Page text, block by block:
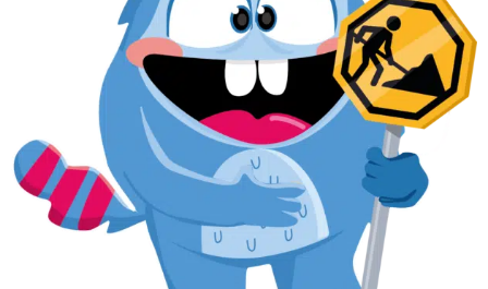
Pour réserver votre anniversaire
facilement, remplissez le formulaire ci-
après.
L’anniversaire sera alors réservé dans
notre planning, et si nous avons besoin
de vous contacter, nous aurons toutes
vos informations sous la main.